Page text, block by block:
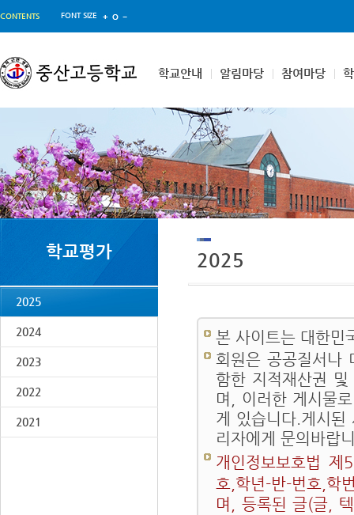
CONTENTS FONT SIZE
학교안내 알림마당 참여마당
학교평가
2025
2024
2023
2022
2021
2025
본 사이트는 대한민
회원은 공공질서나
함한 지적재산권
며, 이러한 게시물
게 있습니다.게시된
리자에게 문의바랍
개인정보보호법 제
호,학년-반-번호,학
며, 등록된 글(글,